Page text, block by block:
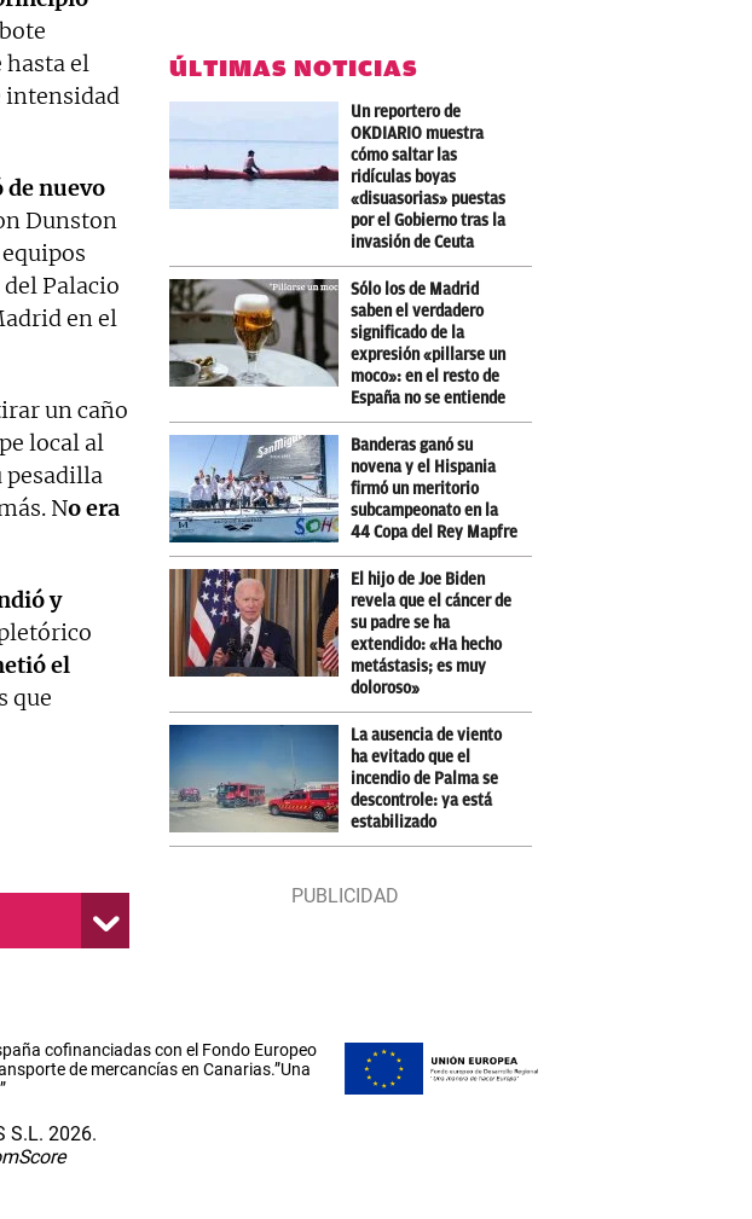
el
intensidad
nuevo
Dunston
Palacio
en el
un caño
local al
pesadilla
No era
y
el
que
ÚLTIMAS NOTICIAS
Un reportero de
OKDIARIO muestra
cómo saltar las
ridículas boyas
«disuasorias» puestas
por el Gobierno tras la
invasión de Ceuta
Sólo los de Madrid
saben el verdadero
significado de la
expresión «pillarse un
moco»: en el resto de
España no se entiende
Banderas ganó su
novena y el Hispania
firmó un meritorio
subcampeonato en la
44 Copa del Rey Mapfre
El hijo de Joe Biden
revela que el cáncer de
su padre se ha
extendido: «Ha hecho
metástasis; es muy
doloroso»
La ausencia de viento
ha evitado que el
incendio de Palma se
descontrole: ya está
estabilizado
cofinanciadas con el Fondo Europeo
de mercancías en Canarias.”Una
S.L. 2026.